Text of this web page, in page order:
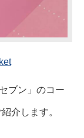
セブン」のコー
介します。